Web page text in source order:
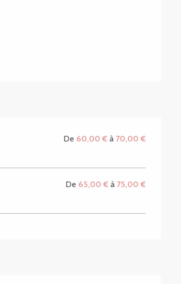
De 60,00 € à 70,00 €
De 65,00 € à 75,00 €